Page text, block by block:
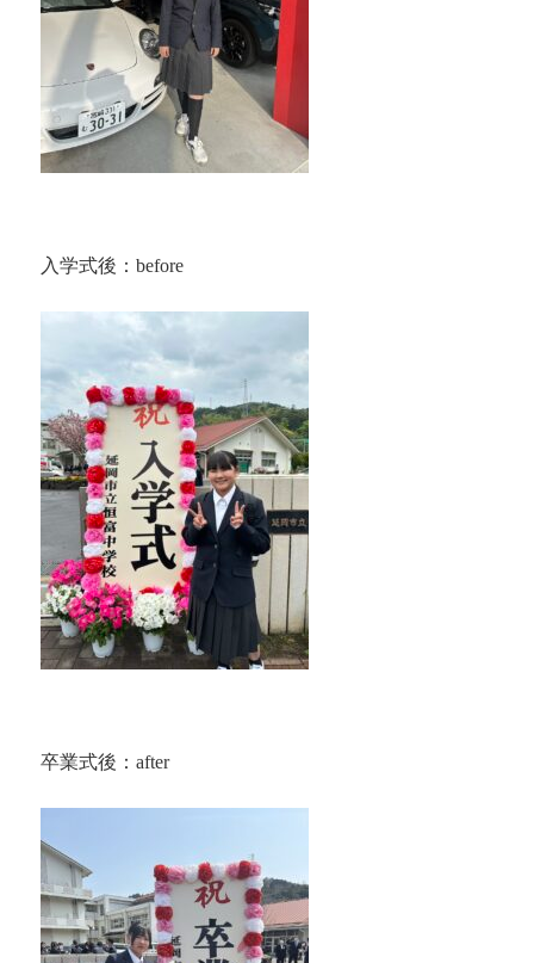
入学式後：before
卒業式後：after